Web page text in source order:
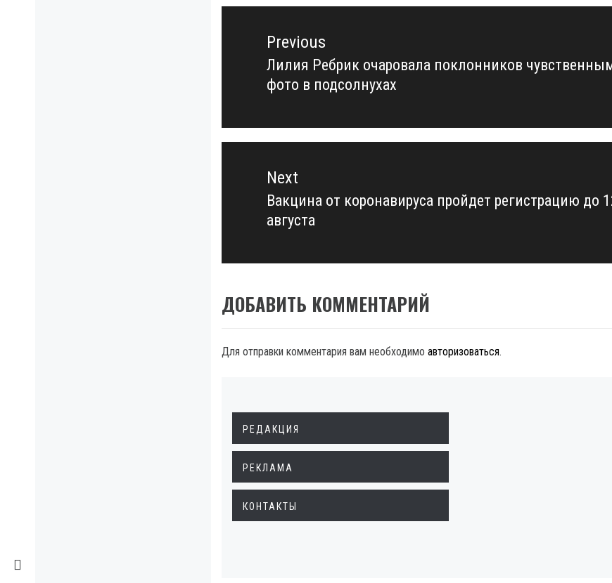
Навигация
записямPrevious
Previous
post:
Лилия Ребрик очаровала поклонников
фото в подсолнухах
Next
Next
post:
Вакцина от коронавируса пройдет регистрацию до
августа
ДОБАВИТЬ КОММЕНТАРИЙ
Для отправки комментария вам необходимо авторизоваться.
РЕДАКЦИЯ
РЕКЛАМА
КОНТАКТЫ